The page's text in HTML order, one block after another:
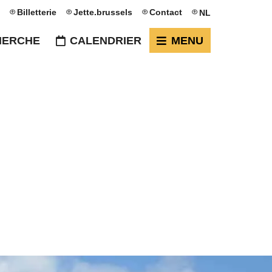
Billetterie Jette.brussels Contact NL
CALENDRIER MENU